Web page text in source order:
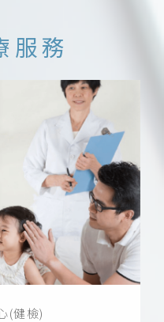
服務
(健檢)